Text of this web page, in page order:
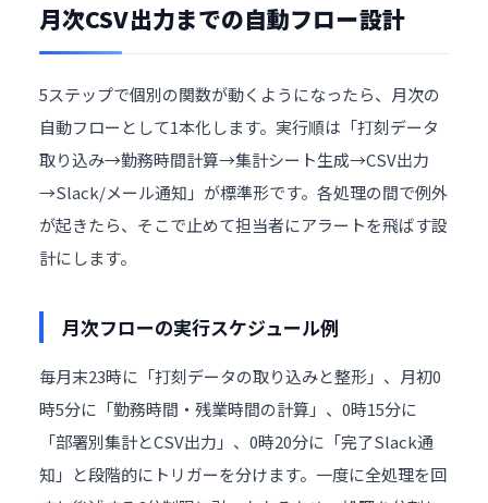
月次CSV出力までの自動フロー設計
5ステップで個別の関数が動くようになったら、月次の
自動フローとして1本化します。実行順は「打刻データ
取り込み→勤務時間計算→集計シート生成→CSV出力
→Slack/メール通知」が標準形です。各処理の間で例外
が起きたら、そこで止めて担当者にアラートを飛ばす設
計にします。
月次フローの実行スケジュール例
毎月末23時に「打刻データの取り込みと整形」、月初0
時5分に「勤務時間・残業時間の計算」、0時15分に
「部署別集計とCSV出力」、0時20分に「完了Slack通
知」と段階的にトリガーを分けます。一度に全処理を回